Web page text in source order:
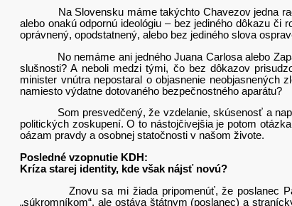
Na Slovensku máme takýchto Chavezov jedna
alebo onakú odpornú ideológiu – bez jediného dôkazu
oprávnený, opodstatnený, alebo bez jediného slova
No nemáme ani jedného Juana Carlosa alebo
slušnosti? A neboli medzi tými, čo bez dôkazov
minister vnútra nepostaral o objasnenie neobjasnených
namiesto výdatne dotovaného bezpečnostného aparátu?
Som presvedčený, že vzdelanie, skúsenosť a
politických zoskupení. O to nástojčivejšia je potom
oázam pravdy a osobnej statočnosti v našom živote.
Posledné vzopnutie KDH:
Kríza starej identity, kde však nájsť novú?
Znovu sa mi žiada pripomenúť, že poslanec Palko
„súkromníkom“, ale ostáva štátnym (poslanec) a